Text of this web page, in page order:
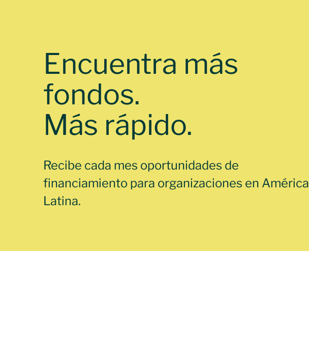
Encuentra más
fondos.
Más rápido.
Recibe cada mes oportunidades de
financiamiento para organizaciones en América
Latina.